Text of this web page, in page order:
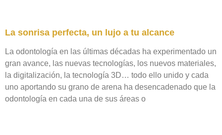
La sonrisa perfecta, un lujo a tu alcance
La odontología en las últimas décadas ha experimentado un
gran avance, las nuevas tecnologías, los nuevos materiales,
la digitalización, la tecnología 3D… todo ello unido y cada
uno aportando su grano de arena ha desencadenado que la
odontología en cada una de sus áreas o